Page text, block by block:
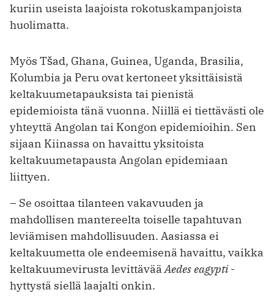
kuriin useista laajoista rokotuskampanjoista
huolimatta.
Myös Tšad, Ghana, Guinea, Uganda, Brasilia,
Kolumbia ja Peru ovat kertoneet yksittäisistä
keltakuumetapauksista tai pienistä
epidemioista tänä vuonna. Niillä ei tiettävästi ole
yhteyttä Angolan tai Kongon epidemioihin. Sen
sijaan Kiinassa on havaittu yksitoista
keltakuumetapausta Angolan epidemiaan
liittyen.
– Se osoittaa tilanteen vakavuuden ja
mahdollisen mantereelta toiselle tapahtuvan
leviämisen mahdollisuuden. Aasiassa ei
keltakuumetta ole endeemisenä havaittu, vaikka
keltakuumevirusta levittävää Aedes eagypti-
hyttystä siellä laajalti onkin.